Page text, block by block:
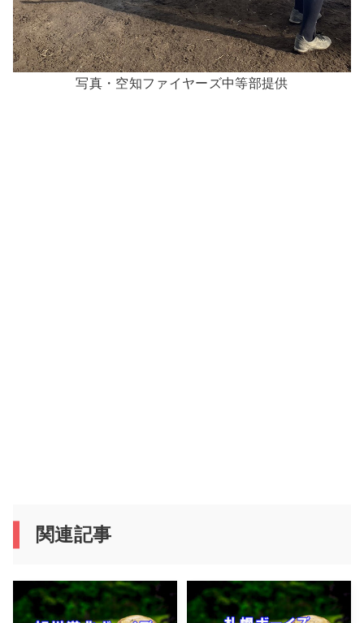
写真・空知ファイヤーズ中等部提供
関連記事